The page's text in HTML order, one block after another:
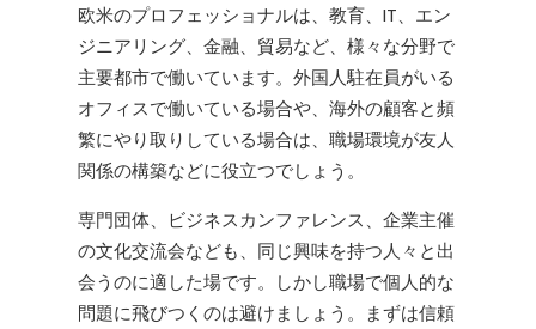
欧米のプロフェッショナルは、教育、IT、エン
ジニアリング、金融、貿易など、様々な分野で
主要都市で働いています。外国人駐在員がいる
オフィスで働いている場合や、海外の顧客と頻
繁にやり取りしている場合は、職場環境が友人
関係の構築などに役立つでしょう。
専門団体、ビジネスカンファレンス、企業主催
の文化交流会なども、同じ興味を持つ人々と出
会うのに適した場です。しかし職場で個人的な
問題に飛びつくのは避けましょう。まずは信頼